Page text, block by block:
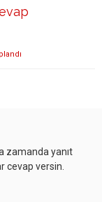
zamanda yanıt
cevap versin.